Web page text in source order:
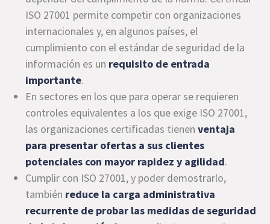
ISO 27001 permite competir con organizaciones
internacionales y, en algunos países, el
cumplimiento con el estándar de seguridad de la
información es un requisito de entrada
importante.
En sectores en los que para operar se requieren
controles equivalentes a los que exige ISO 27001,
las organizaciones certificadas tienenventaja
para presentar ofertas a sus clientes
potenciales con mayor rapidez y agilidad.
Cumplir con ISO 27001, y poder demostrarlo,
también reduce la carga administrativa
recurrente de probar las medidas de seguridad